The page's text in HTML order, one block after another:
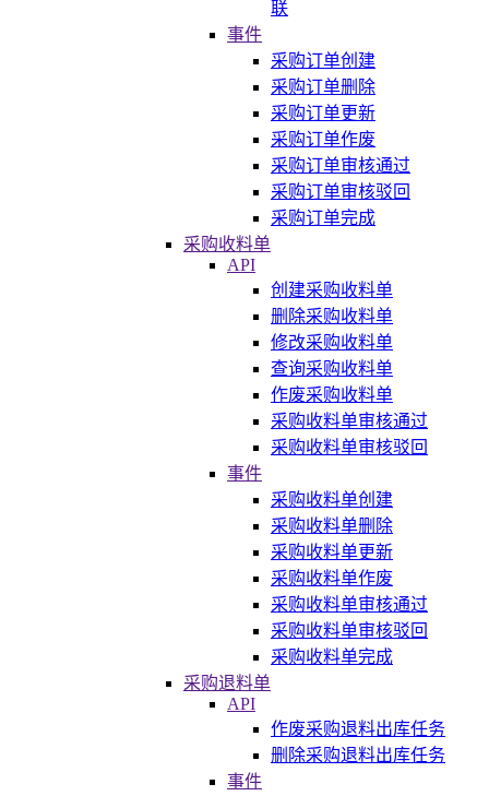
联
事件
采购订单创建
采购订单删除
采购订单更新
采购订单作废
采购订单审核通过
采购订单审核驳回
采购订单完成
采购收料单
API
创建采购收料单
删除采购收料单
修改采购收料单
查询采购收料单
作废采购收料单
采购收料单审核通过
采购收料单审核驳回
事件
采购收料单创建
采购收料单删除
采购收料单更新
采购收料单作废
采购收料单审核通过
采购收料单审核驳回
采购收料单完成
采购退料单
API
作废采购退料出库任务
删除采购退料出库任务
事件